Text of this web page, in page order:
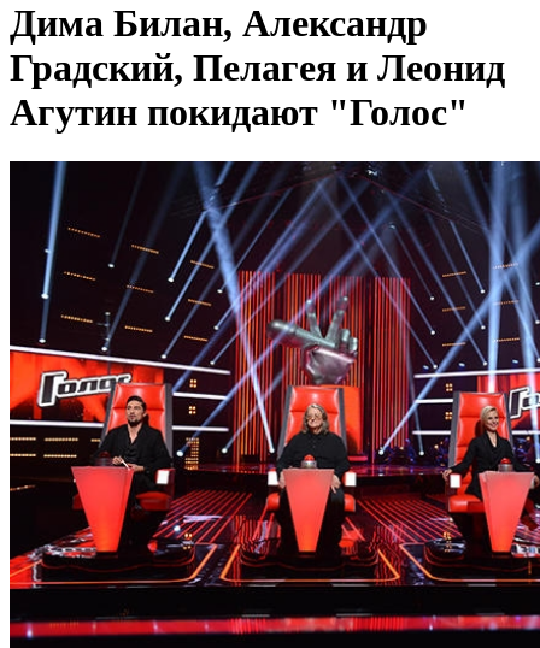
Дима Билан, Александр
Градский, Пелагея и Леонид
Агутин покидают "Голос"